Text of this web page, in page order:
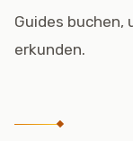
Guides buchen,
erkunden.